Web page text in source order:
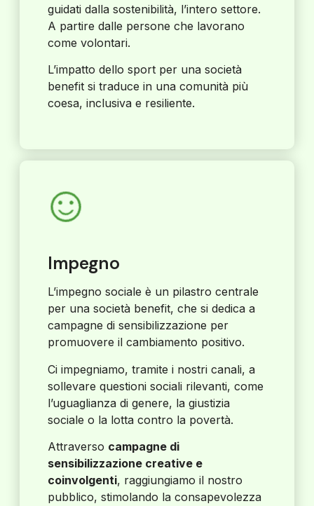
guidati dalla sostenibilità, l’intero settore.
A partire dalle persone che lavorano
come volontari.
L’impatto dello sport per una società
benefit si traduce in una comunità più
coesa, inclusiva e resiliente.
Impegno
L’impegno sociale è un pilastro centrale
per una società benefit, che si dedica a
campagne di sensibilizzazione per
promuovere il cambiamento positivo.
Ci impegniamo, tramite i nostri canali, a
sollevare questioni sociali rilevanti, come
l’uguaglianza di genere, la giustizia
sociale o la lotta contro la povertà.
Attraverso campagne di
sensibilizzazione creative e
coinvolgenti, raggiungiamo il nostro
pubblico, stimolando la consapevolezza